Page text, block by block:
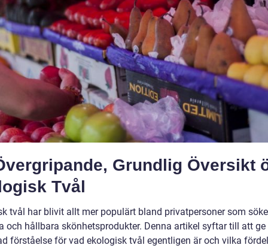
Grundlig Översikt
Tvål
tvål har blivit allt mer populärt bland privatpersoner som
och hållbara skönhetsprodukter. Denna artikel syftar till att ge
förståelse för vad ekologisk tvål egentligen är och vilka